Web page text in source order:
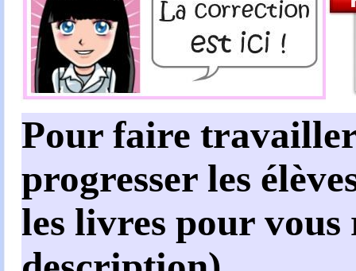
Pour faire
progresser les
les livres pour